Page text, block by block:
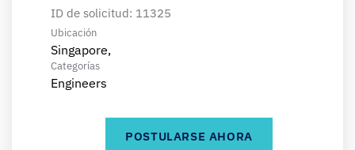
ID de solicitud: 11325
Ubicación
Categorías
Engineers
POSTULARSE AHORA